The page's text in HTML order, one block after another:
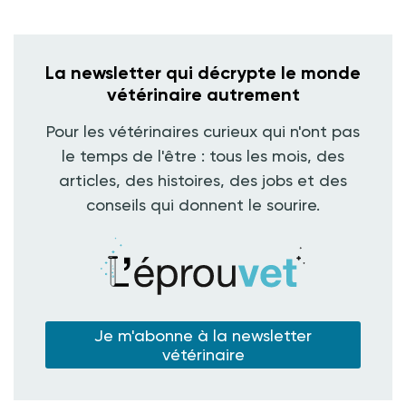
La newsletter qui décrypte le monde
vétérinaire autrement
Pour les vétérinaires curieux qui n'ont pas
le temps de l'être : tous les mois, des
articles, des histoires, des jobs et des
conseils qui donnent le sourire.
Je m'abonne à la newsletter
vétérinaire